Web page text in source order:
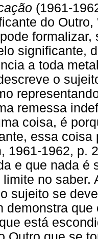
(1961-
do
significante,
a toda
o
remessa
coisa, é
essa
1961-1962, p.
e que nada é
no saber.
sujeito se
demonstra
está